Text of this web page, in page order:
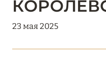
23 мая 2025